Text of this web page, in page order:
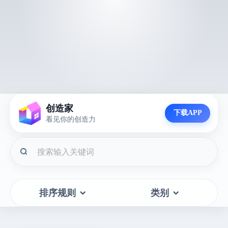
创造家
看见你的创造力
下载APP
排序规则 类别